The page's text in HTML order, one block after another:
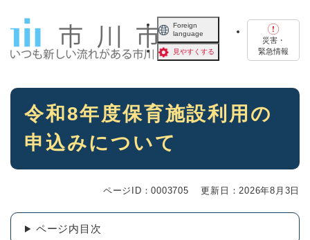
Foreign
language
見やすくする
災害・
緊急情報
本
令和8年度保育施設利用の
申込みについて
ページID：0003705 更新日：2026年8月3日
ページ内目次